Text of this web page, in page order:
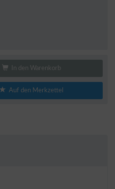
In den Warenkorb
Auf den Merkzettel